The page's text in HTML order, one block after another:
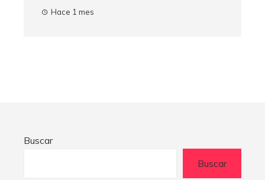
Hace 1 mes
Buscar
Buscar